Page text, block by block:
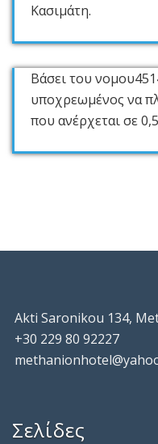
Κασιμάτη.
Βάσει του
υποχρεωμένος να
που ανέρχεται σε
Akti Saronikou 134,
+30 229 80 92227
Σελίδες